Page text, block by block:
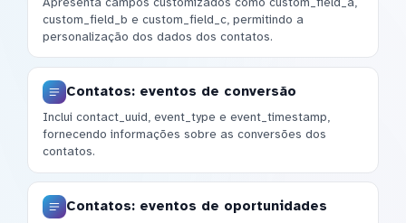
custom_field_b e custom_field_c, permitindo a
personalização dos dados dos contatos.
Contatos: eventos de conversão
Inclui contact_uuid, event_type e event_timestamp,
fornecendo informações sobre as conversões dos
contatos.
Contatos: eventos de oportunidades